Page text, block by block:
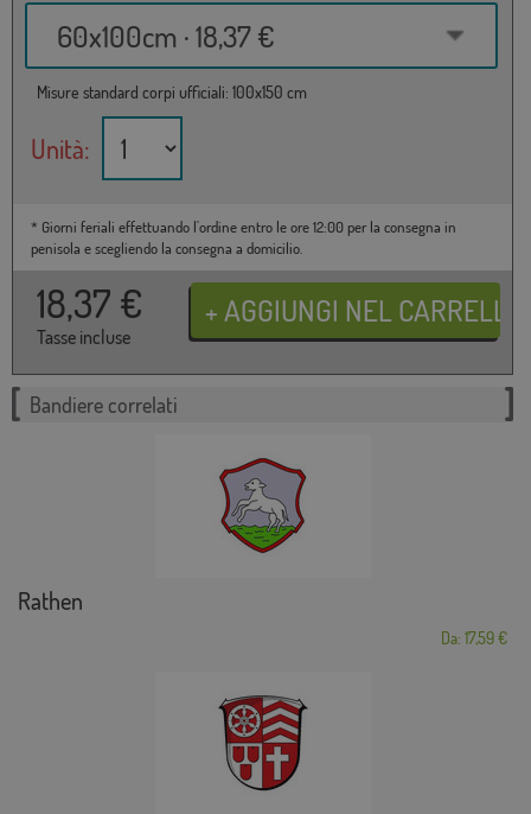
60x100cm · 18,37 €
Misure standard corpi ufficiali: 100x150 cm
Unità:
* Giorni feriali effettuando l'ordine entro le ore 12:00 per la consegna in
penisola e scegliendo la consegna a domicilio.
18,37 €
Tasse incluse
Bandiere correlati
Rathen
Da: 17,59 €